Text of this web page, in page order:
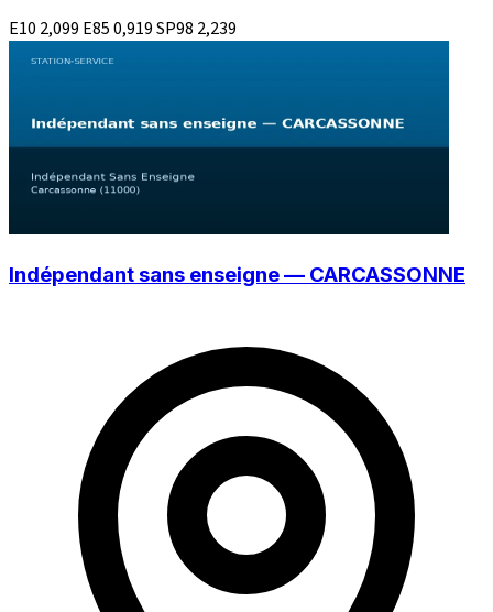
E10 2,099 E850,919SP98 2,239
Indépendant sans enseigne — CARCASSONNE